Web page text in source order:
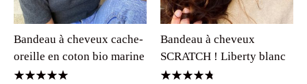
Bandeau à cheveux cache-
oreille en coton bio marine
Bandeau à cheveux
SCRATCH ! Liberty blanc